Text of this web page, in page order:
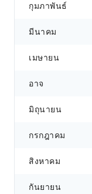
กุมภาพันธ์
มีนาคม
เมษายน
อาจ
มิถุนายน
กรกฎาคม
สิงหาคม
กันยายน